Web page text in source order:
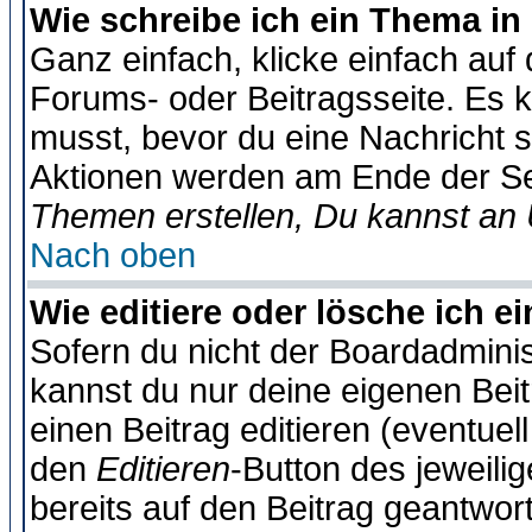
Wie schreibe ich ein Thema
Ganz einfach, klicke einfach
Forums- oder Beitragsseite. Es
musst, bevor du eine Nachricht
Aktionen werden am Ende der
Themen erstellen, Du kannst
Nach oben
Wie editiere oder lösche ich
Sofern du nicht der
kannst du nur deine eigenen
einen Beitrag editieren
den Editieren-Button des
bereits auf den Beitrag